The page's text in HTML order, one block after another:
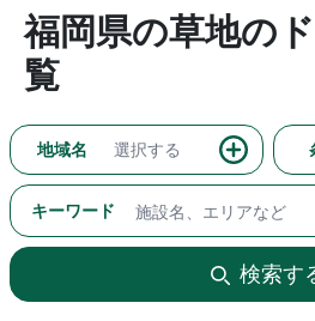
福岡県の草地の
覧
地域名 選択する
キーワード
検索す